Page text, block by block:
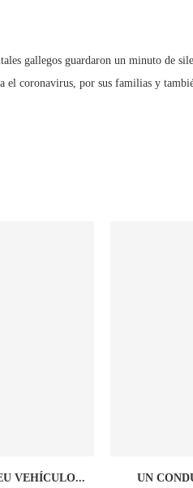
gallegos guardaron un minuto de
el coronavirus, por sus familias y
VEHÍCULO... UN